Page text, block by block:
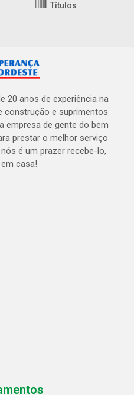
Títulos
20 anos de experiência na
construção e suprimentos
empresa de gente do bem
prestar o melhor serviço
é um prazer recebe-lo,
casa!